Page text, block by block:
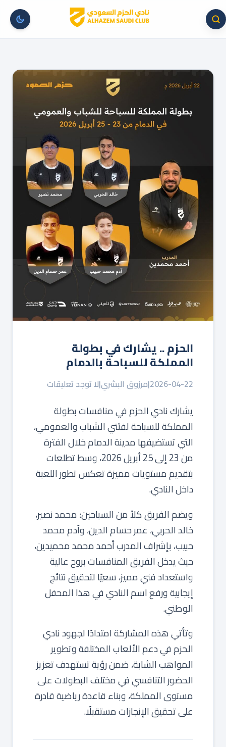
الحزم .. يشارك في بطولة
المملكة للسباحة بالدمام
2026-04-22
|مرزوق البشري|لا توجد تعليقات
يشارك نادي الحزم في منافسات بطولة
المملكة للسباحة لفئتي الشباب والعمومي،
التي تستضيفها مدينة الدمام خلال الفترة
من 23 إلى 25 أبريل 2026، وسط تطلعات
بتقديم مستويات مميزة تعكس تطور اللعبة
داخل النادي.
ويضم الفريق كلاً من السباحين: محمد نصير،
خالد الحربي، عمر حسام الدين، وآدم محمد
حبيب، بإشراف المدرب أحمد محمد محميدين،
حيث يدخل الفريق المنافسات بروح عالية
واستعداد فني مميز، سعيًا لتحقيق نتائج
إيجابية ورفع اسم النادي في هذا المحفل
الوطني.
وتأتي هذه المشاركة امتدادًا لجهود نادي
الحزم في دعم الألعاب المختلفة وتطوير
المواهب الشابة، ضمن رؤية تستهدف تعزيز
الحضور التنافسي في مختلف البطولات على
مستوى المملكة، وبناء قاعدة رياضية قادرة
على تحقيق الإنجازات مستقبلًا.